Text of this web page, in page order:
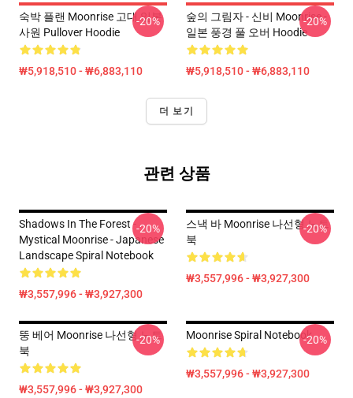
숙박 플랜 Moonrise 고대 일본
사원 Pullover Hoodie
₩5,918,510 - ₩6,883,110
-20%
숲의 그림자 - 신비 Moonrise -
일본 풍경 풀 오버 Hoodie
₩5,918,510 - ₩6,883,110
-20%
더 보기
관련 상품
Shadows In The Forest -
Mystical Moonrise - Japanese
Landscape Spiral Notebook
₩3,557,996 - ₩3,927,300
-20%
스낵 바 Moonrise 나선형 노트
북
₩3,557,996 - ₩3,927,300
-20%
뚱 베어 Moonrise 나선형 노트
북
₩3,557,996 - ₩3,927,300
-20% Moonrise Spiral Notebook
₩3,557,996 - ₩3,927,300
-20%